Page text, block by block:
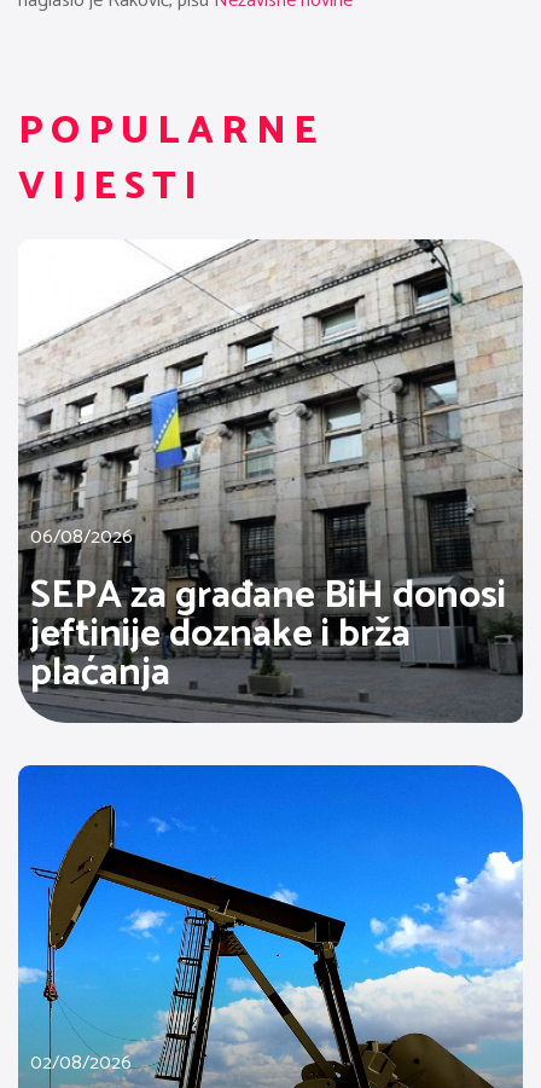
POPULARNE
VIJESTI
06/08/2026
SEPA za građane BiH donosi
jeftinije doznake i brža
plaćanja
02/08/2026